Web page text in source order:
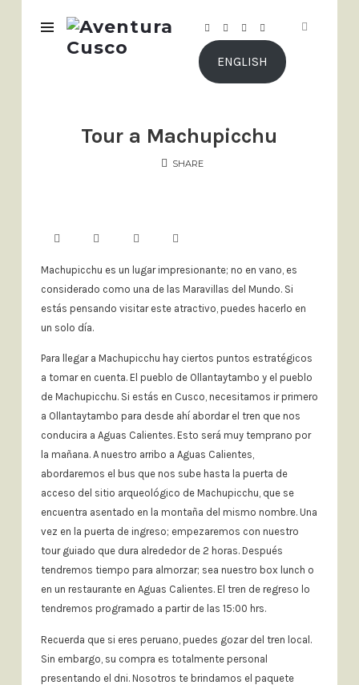
ENGLISH
Aventura
Cusco
Tour a Machupicchu
SHARE
Machupicchu es un lugar impresionante; no en vano, es
considerado como una de las Maravillas del Mundo. Si
estás pensando visitar este atractivo, puedes hacerlo en
un solo día.
Para llegar a Machupicchu hay ciertos puntos estratégicos
a tomar en cuenta. El pueblo de Ollantaytambo y el pueblo
de Machupicchu. Si estás en Cusco, necesitamos ir primero
a Ollantaytambo para desde ahí abordar el tren que nos
conducira a Aguas Calientes. Esto será muy temprano por
la mañana. A nuestro arribo a Aguas Calientes,
abordaremos el bus que nos sube hasta la puerta de
acceso del sitio arqueológico de Machupicchu, que se
encuentra asentado en la montaña del mismo nombre. Una
vez en la puerta de ingreso; empezaremos con nuestro
tour guiado que dura alrededor de 2 horas. Después
tendremos tiempo para almorzar; sea nuestro box lunch o
en un restaurante en Aguas Calientes. El tren de regreso lo
tendremos programado a partir de las 15:00 hrs.
Recuerda que si eres peruano, puedes gozar del tren local.
Sin embargo, su compra es totalmente personal
presentando el dni. Nosotros te brindamos el paquete